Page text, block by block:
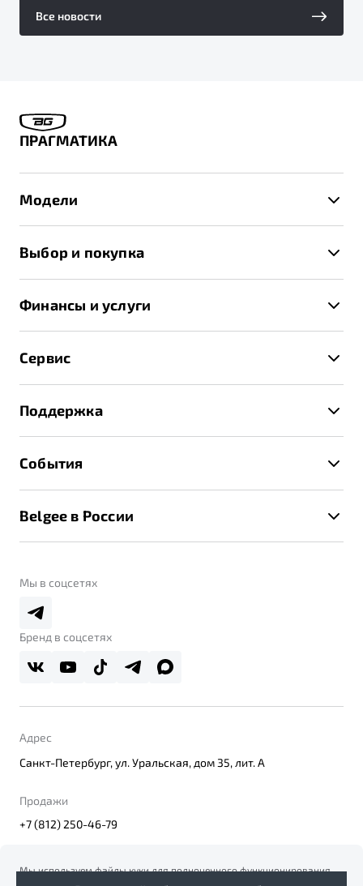
Все новости
ПРАГМАТИКА
Модели
X70
Выбор и покупка
Спецпредложения и Акции
Записаться на тест-драйв
Получить предложение
Финансы и услуги
Трейд-ин
Страхование
Расчет КАСКО
Сервис
Руководство по эксплуатации
Техническое обслуживание
Калькулятор ТО
Поддержка
Помощь на дорогах
Belgee Линк
Belgee Плюс
Реферальная программа
События
Контакты
Belgee в России
О дилерском центре
Правовая информация
Мы в соцсетях
Бренд в соцсетях
Адрес
Санкт-Петербург, ул. Уральская, дом 35, лит. А
Продажи
+7 (812) 250-46-79
Мы используем файлы куки для полноценного функционирования